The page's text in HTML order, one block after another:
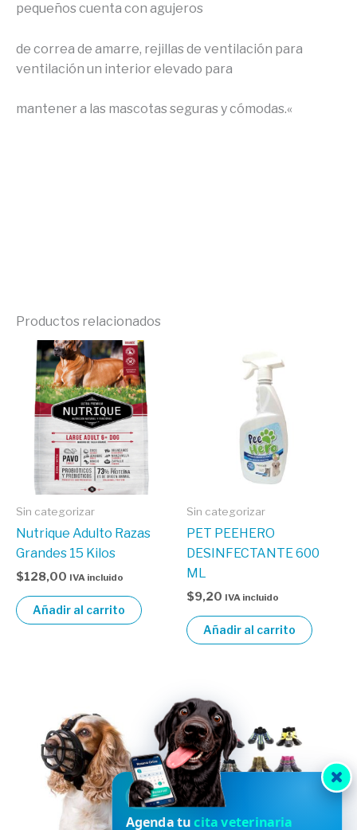
pequeños cuenta con agujeros
de correa de amarre, rejillas de ventilación para
ventilación un interior elevado para
mantener a las mascotas seguras y cómodas.«
Productos relacionados
Sin categorizar
Nutrique Adulto Razas
Grandes 15 Kilos
$128,00 IVA incluido
Añadir al carrito
Sin categorizar
PET PEEHERO
DESINFECTANTE 600
ML
$9,20 IVA incluido
Añadir al carrito
HVDES
Agenda tucita veterinaria